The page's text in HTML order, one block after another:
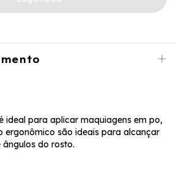
ideal para aplicar maquiagens em po,
ergonômico são ideais para alcançar
do rosto.